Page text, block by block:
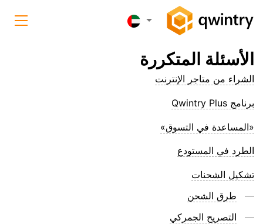
الأسئلة المتكررة
الشراء من متاجر الإنترنت
برنامج Qwintry Plus
«المساعدة في التسوق»
الطرد في المستودع
تشكيل الشحنات
طرق الشحن
التصريح الجمركي